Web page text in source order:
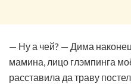
— Ну а чей? — Дима
мамина, лицо глэмпинга
расставила да траву